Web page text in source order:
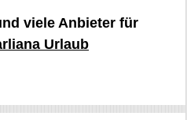
viele Anbieter für
Urlaub